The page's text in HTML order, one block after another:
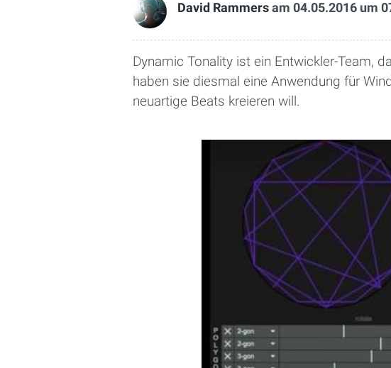
David Rammers am 04.05.2016 um
Dynamic Tonality ist ein Entwickler-Team,
haben sie diesmal eine Anwendung für
neuartige Beats kreieren will.